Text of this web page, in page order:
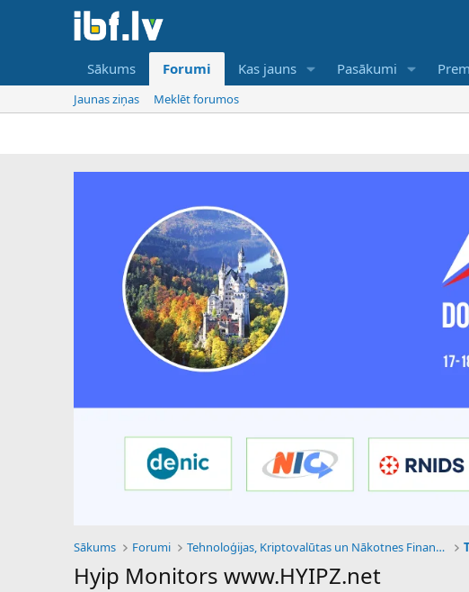
Sākums Forumi Kas jauns Pasākumi
Jaunas ziņas Meklēt forumos
Sākums Forumi Tehnoloģijas, Kriptovalūtas un Nākotnes Finanses
Hyip Monitors www.HYIPZ.net